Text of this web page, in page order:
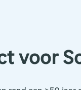
voor